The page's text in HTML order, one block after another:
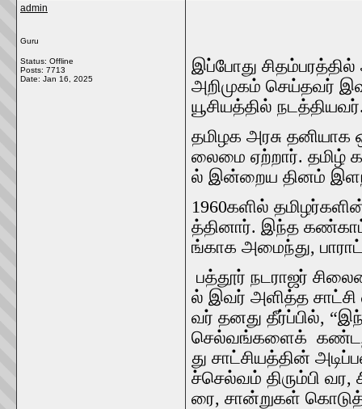
admin
Guru
Status: Offline
Posts: 7713
Date: Jan 16, 2025
இப்போது சிதம்பரத்தில்
அறிமுகம் செய்தவர்
யூசியத்தில் நடத்தியவர்
தமிழக அரசு தனியாக
லைமை ஏற்றார். தமிழ்
ல் இன்றைய தினம்
1960களில்
த்தினார். இந்த
ங்காக அமைந்து,
பத்தூர் நடராஜர்
ல் இவர் அளித்த சாட்சி
வர் தனது தீர்ப்பில், “
செல்வங்களைக்
து சாட்சியத்தின்
ச்செல்வம் திரும்பி வர,
ரை, சான்றுகள்